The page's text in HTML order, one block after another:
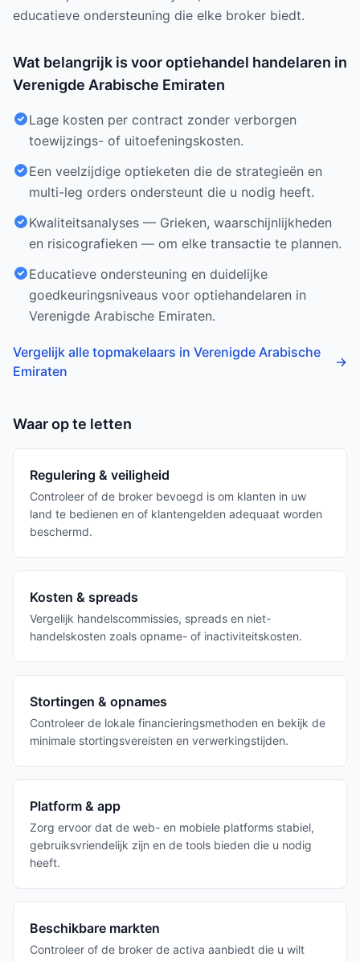
educatieve ondersteuning die elke broker biedt.
Wat belangrijk is voor optiehandel handelaren in
Verenigde Arabische Emiraten
Lage kosten per contract zonder verborgen
toewijzings- of uitoefeningskosten.
Een veelzijdige optieketen die de strategieën en
multi-leg orders ondersteunt die u nodig heeft.
Kwaliteitsanalyses — Grieken, waarschijnlijkheden
en risicografieken — om elke transactie te plannen.
Educatieve ondersteuning en duidelijke
goedkeuringsniveaus voor optiehandelaren in
Verenigde Arabische Emiraten.
Vergelijk alle topmakelaars in Verenigde Arabische
Emiraten
→
Waar op te letten
Regulering & veiligheid
Controleer of de broker bevoegd is om klanten in uw
land te bedienen en of klantengelden adequaat worden
beschermd.
Kosten & spreads
Vergelijk handelscommissies, spreads en niet-
handelskosten zoals opname- of inactiviteitskosten.
Stortingen & opnames
Controleer de lokale financieringsmethoden en bekijk de
minimale stortingsvereisten en verwerkingstijden.
Platform & app
Zorg ervoor dat de web- en mobiele platforms stabiel,
gebruiksvriendelijk zijn en de tools bieden die u nodig
heeft.
Beschikbare markten
Controleer of de broker de activa aanbiedt die u wilt